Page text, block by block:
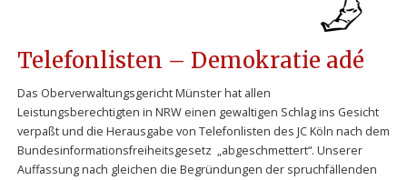
Telefonlisten – Demokratie adé
Das Oberverwaltungsgericht Münster hat allen
Leistungsberechtigten in NRW einen gewaltigen Schlag ins Gesicht
verpaßt und die Herausgabe von Telefonlisten des JC Köln nach dem
Bundesinformationsfreiheitsgesetz „abgeschmettert“. Unserer
Auffassung nach gleichen die Begründungen der spruchfällenden